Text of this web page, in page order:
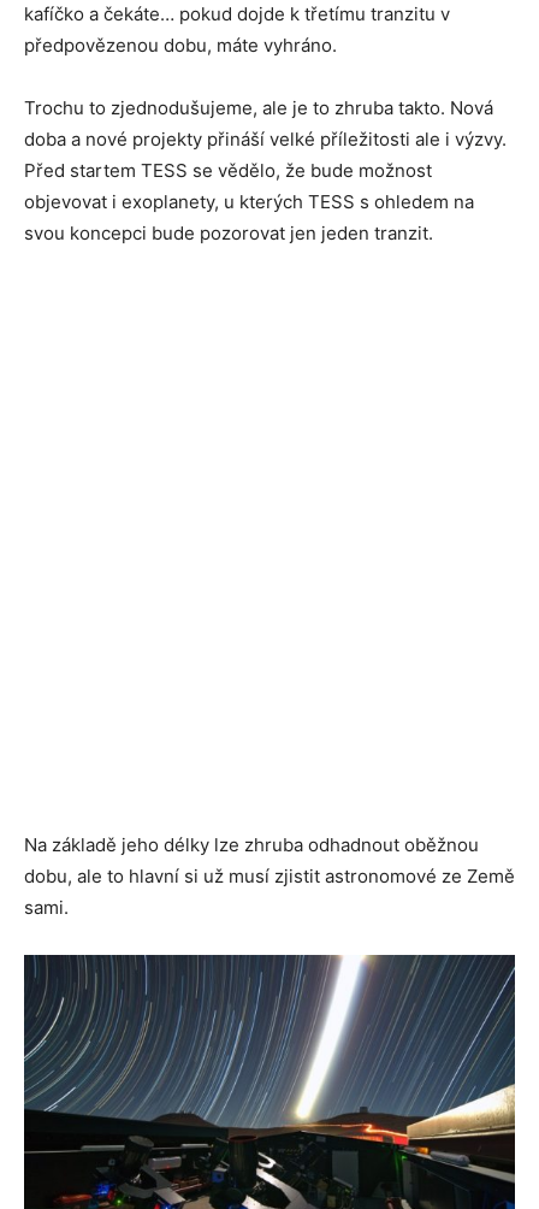
kafíčko a čekáte… pokud dojde k třetímu tranzitu v
předpovězenou dobu, máte vyhráno.
Trochu to zjednodušujeme, ale je to zhruba takto. Nová
doba a nové projekty přináší velké příležitosti ale i výzvy.
Před startem TESS se vědělo, že bude možnost
objevovat i exoplanety, u kterých TESS s ohledem na
svou koncepci bude pozorovat jen jeden tranzit.
Na základě jeho délky lze zhruba odhadnout oběžnou
dobu, ale to hlavní si už musí zjistit astronomové ze Země
sami.